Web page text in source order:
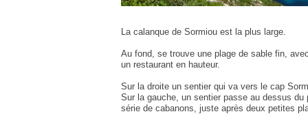
La calanque de Sormiou est la plus large.
Au fond, se trouve une plage de sable fin,
un restaurant en hauteur.
Sur la droite un sentier qui va vers le cap
Sur la gauche, un sentier passe au dessus du
série de cabanons, juste après deux petites